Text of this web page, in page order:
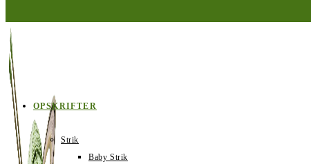
OPSKRIFTER
Strik
Baby Strik